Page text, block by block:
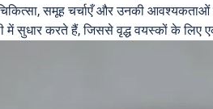
चिकित्सा, समूह चर्चाएँ और उनकी
में सुधार करते हैं, जिससे वृद्ध वयस्कों के लिए